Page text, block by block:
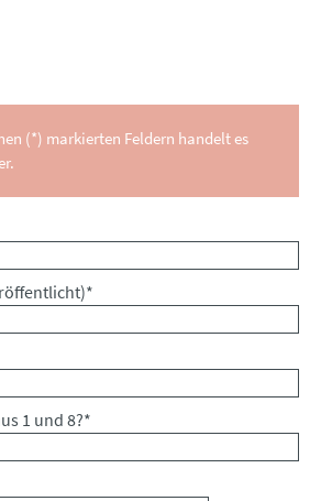
(*) markierten Feldern handelt es
*
1 und 8?*